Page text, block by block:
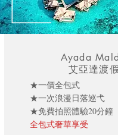
Ayada
艾亞達渡
★一價全包式
★一次浪漫日落巡弋
★免費拍照體驗20分鐘
全包式奢華享受